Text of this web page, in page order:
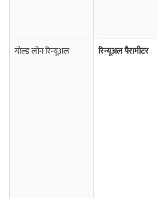
गोल्ड लोन रिन्यूअल रिन्यूअल पैरामीटर